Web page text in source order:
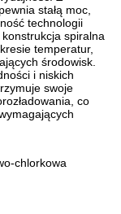
stałą moc,
technologii
spiralna
temperatur,
środowisk.
i niskich
swoje
co
chlorkowa